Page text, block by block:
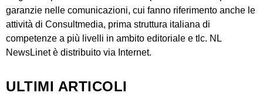
garanzie nelle comunicazioni, cui fanno riferimento anche le
attività di Consultmedia, prima struttura italiana di
competenze a più livelli in ambito editoriale e tlc. NL
NewsLinet è distribuito via Internet.
ULTIMI ARTICOLI